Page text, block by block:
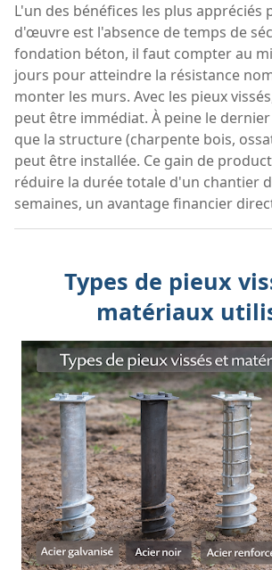
L'un des bénéfices les plus appréciés
d'œuvre est l'absence de temps de
fondation béton, il faut compter au
jours pour atteindre la résistance
monter les murs. Avec les pieux
peut être immédiat. À peine le
que la structure (charpente bois,
peut être installée. Ce gain de
réduire la durée totale d'un chantier
semaines, un avantage financier
Types de pieux
matériaux